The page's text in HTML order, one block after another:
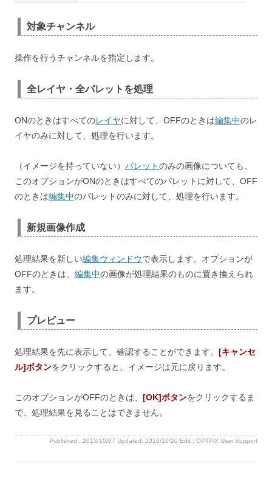
対象チャンネル
操作を行うチャンネルを指定します。
全レイヤ・全パレットを処理
ONのときはすべてのレイヤに対して、OFFのときは編集中のレ
イヤのみに対して、処理を行います。
（イメージを持っていない） パレットのみの画像についても、
このオプションがONのときはすべてのパレットに対して、OFF
のときは編集中のパレットのみに対して、処理を行います。
新規画像作成
処理結果を新しい編集ウィンドウで表示します。オプションが
OFFのときは、 編集中の画像が処理結果のものに置き換えられ
ます。
プレビュー
処理結果を先に表示して、確認することができます。 [キャンセ
ル]ボタンをクリックすると、イメージは元に戻ります。
このオプションがOFFのときは、 [OK]ボタンをクリックするま
で、処理結果を見ることはできません。
Published : 2013/10/07 Updated: 2016/10/20 Edit : OPTPiX User Support